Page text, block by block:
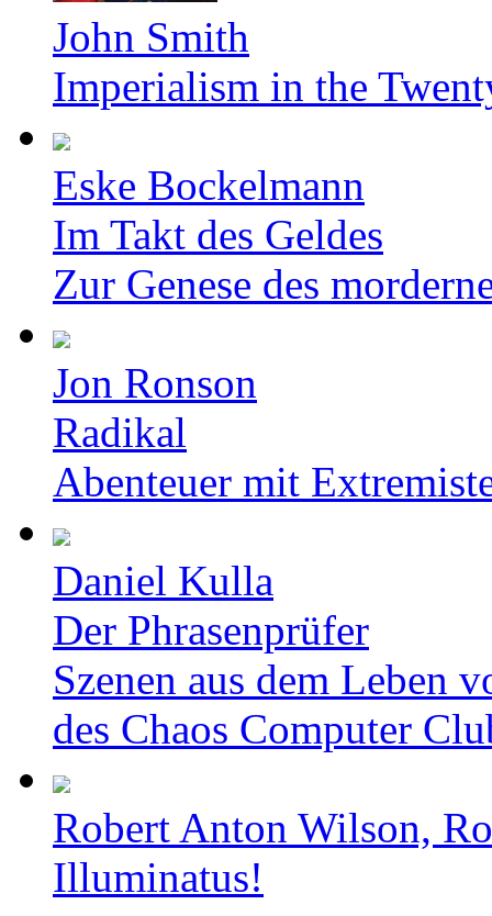
John Smith
Imperialism in the
Eske Bockelmann
Im Takt des Geldes
Zur Genese des
Jon Ronson
Radikal
Abenteuer mit
Daniel Kulla
Der Phrasenprüfer
Szenen aus dem Leben
des Chaos Computer
Robert Anton Wilson,
Illuminatus!